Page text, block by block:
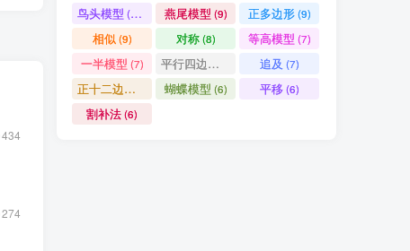
434
274
鸟头模型 (10) 燕尾模型 (9) 正多边形(9)
相似 (9) 对称(8) 等高模型 (7)
一半模型 (7) 平行四边形 追及 (7)
正十二边形 蝴蝶模型 (6) 平移(6)
割补法(6)